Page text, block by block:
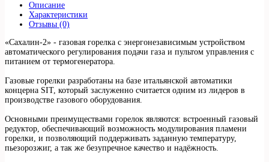
Описание
Характеристики
Отзывы (0)
«Сахалин-2» - газовая горелка с энергонезависимым устройством
автоматического регулирования подачи газа и пультом управления с
питанием от термогенератора.
Газовые горелки разработаны на базе итальянской автоматики
концерна SIT, который заслуженно считается одним из лидеров в
производстве газового оборудования.
Основными преимуществами горелок являются: встроенный газовый
редуктор, обеспечивающий возможность модулирования пламени
горелки, и позволяющий поддерживать заданную температуру,
пьезорозжиг, а так же безупречное качество и надёжность.